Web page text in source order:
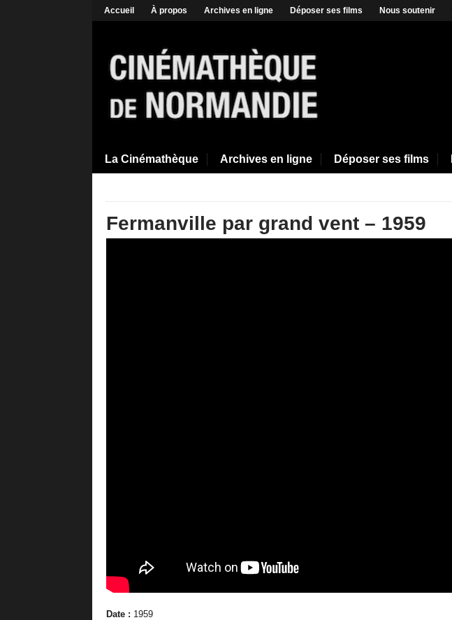
Accueil À propos Archives en ligne Déposer ses films Nous soutenir
La Cinémathèque Archives en ligne Déposer ses films
Fermanville par grand vent – 1959
Date : 1959